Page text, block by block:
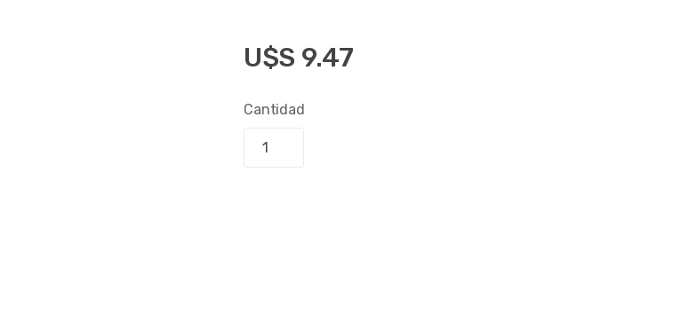
U$S 9.47
Cantidad